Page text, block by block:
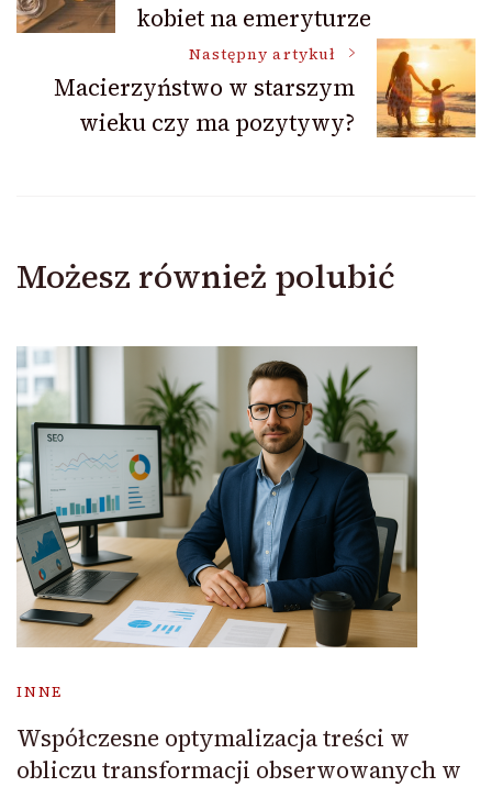
wpisukobiet na emeryturze
Następny artykuł
Macierzyństwo w starszym
wieku czy ma pozytywy?
Możesz również polubić
INNE
Współczesne optymalizacja treści w
obliczu transformacji obserwowanych w